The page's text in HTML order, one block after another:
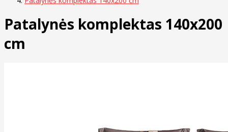
Patalynės komplektas 140x200
cm